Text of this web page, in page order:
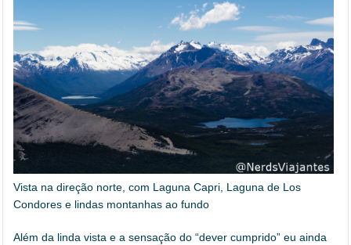
Vista na direção norte, com Laguna Capri, Laguna de Los
Condores e lindas montanhas ao fundo
Além da linda vista e a sensação do “dever cumprido” eu ainda